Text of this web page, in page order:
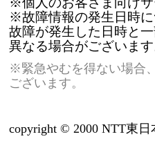
※故障情報の発生日時
故障が発生した日時と
異なる場合がございます
※緊急やむを得ない場合
ございます。
copyright © 2000 NTT東日